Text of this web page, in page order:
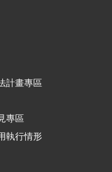
計畫專區
專區
執行情形